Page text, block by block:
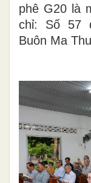
phê G20 là
chỉ: Số 57
Buôn Ma